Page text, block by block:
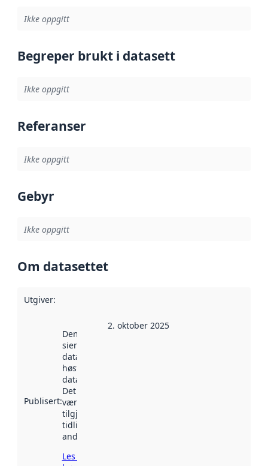
Ikke oppgitt
Begreper brukt i datasett
Ikke oppgitt
Referanser
Ikke oppgitt
Gebyr
Ikke oppgitt
Om datasettet
Utgiver:
Publisert:
Denne datoen
sier når
datasettet ble
høstet av
data.norge.no.
Det kan ha
vært
tilgjengelig
tidligere
andre steder.
Les mer om
2. oktober 2025